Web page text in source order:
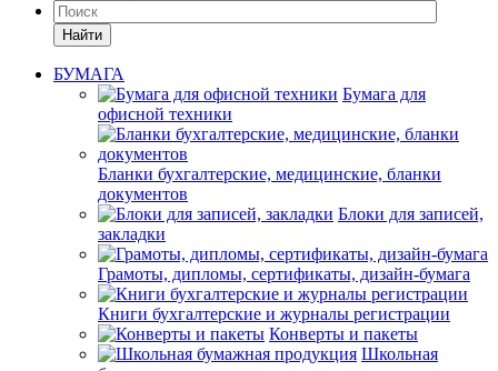
Найти
БУМАГА
Бумага для
офисной техники
Бланки бухгалтерские, медицинские, бланки
документов
Блоки для записей,
закладки
Грамоты, дипломы, сертификаты, дизайн-бумага
Книги бухгалтерские и журналы регистрации
Конверты и пакеты
Школьная